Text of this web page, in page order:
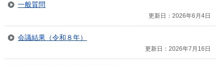
一般質問
更新日：2026年6月4日
会議結果（令和８年）
更新日：2026年7月16日